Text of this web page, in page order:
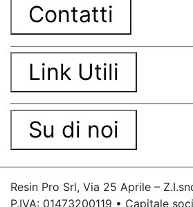
Contatti
Link Utili
Su di noi
Resin Pro Srl, Via 25 Aprile –
P.IVA: 01473200119 • Capitale